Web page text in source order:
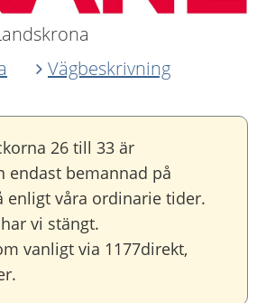
Vägbeskrivning
26 till 33 är
endast bemannad på
enligt våra ordinarie tider.
vi stängt.
vanligt via 1177direkt,